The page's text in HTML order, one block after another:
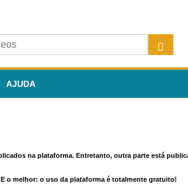
AJUDA
na plataforma. Entretanto, outra parte está
o melhor: o uso da plataforma é totalmente gratuito!